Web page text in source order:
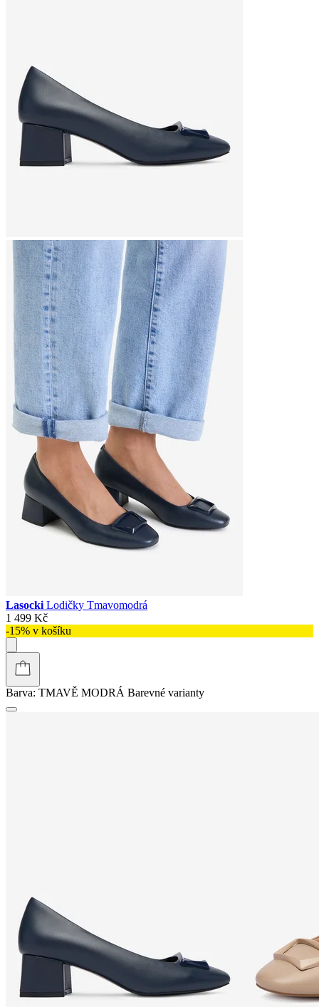
Lasocki Lodičky Tmavomodrá
1 499 Kč
-15% v košíku
Barva: TMAVĚ MODRÁ Barevné varianty